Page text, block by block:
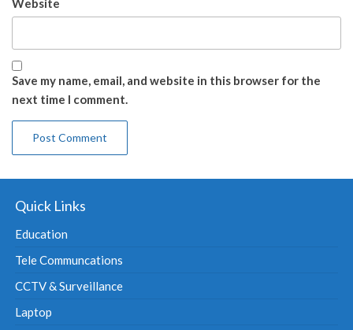
Website
Save my name, email, and website in this browser for the
next time I comment.
Quick Links
Education
Tele Communcations
CCTV & Surveillance
Laptop